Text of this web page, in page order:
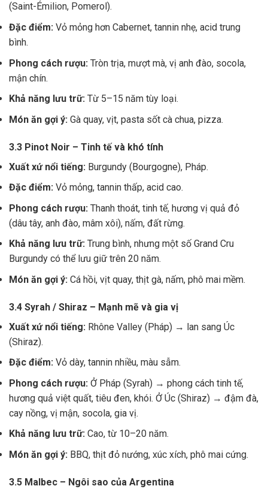
(Saint-Émilion, Pomerol).
Đặc điểm: Vỏ mỏng hơn Cabernet, tannin nhẹ, acid trung
bình.
Phong cách rượu: Tròn trịa, mượt mà, vị anh đào, socola,
mận chín.
Khả năng lưu trữ: Từ 5–15 năm tùy loại.
Món ăn gợi ý: Gà quay, vịt, pasta sốt cà chua, pizza.
3.3 Pinot Noir – Tinh tế và khó tính
Xuất xứ nổi tiếng: Burgundy (Bourgogne), Pháp.
Đặc điểm: Vỏ mỏng, tannin thấp, acid cao.
Phong cách rượu: Thanh thoát, tinh tế, hương vị quả đỏ
(dâu tây, anh đào, mâm xôi), nấm, đất rừng.
Khả năng lưu trữ: Trung bình, nhưng một số Grand Cru
Burgundy có thể lưu giữ trên 20 năm.
Món ăn gợi ý: Cá hồi, vịt quay, thịt gà, nấm, phô mai mềm.
3.4 Syrah / Shiraz – Mạnh mẽ và gia vị
Xuất xứ nổi tiếng: Rhône Valley (Pháp) → lan sang Úc
(Shiraz).
Đặc điểm: Vỏ dày, tannin nhiều, màu sẫm.
Phong cách rượu: Ở Pháp (Syrah) → phong cách tinh tế,
hương quả việt quất, tiêu đen, khói. Ở Úc (Shiraz) → đậm đà,
cay nồng, vị mận, socola, gia vị.
Khả năng lưu trữ: Cao, từ 10–20 năm.
Món ăn gợi ý: BBQ, thịt đỏ nướng, xúc xích, phô mai cứng.
3.5 Malbec – Ngôi sao của Argentina